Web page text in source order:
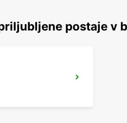
postaje v